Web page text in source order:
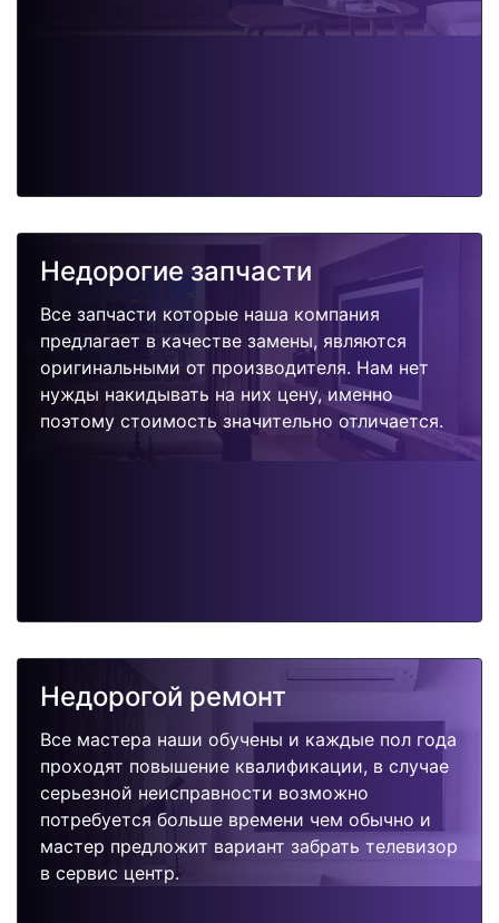
Недорогие запчасти
Все запчасти которые наша компания
предлагает в качестве замены, являются
оригинальными от производителя. Нам нет
нужды накидывать на них цену, именно
поэтому стоимость значительно отличается.
Недорогой ремонт
Все мастера наши обучены и каждые пол года
проходят повышение квалификации, в случае
серьезной неисправности возможно
потребуется больше времени чем обычно и
мастер предложит вариант забрать телевизор
в сервис центр.